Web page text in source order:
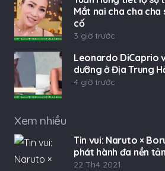
Mắt nai cha cha
cố
3 giờ trước
Leonardo DiCaprio
dưỡng ở Địa Trung
4 giờ trước
Xem nhiều
Tin vui: Naruto ×
phát hành đa nền
22 Th4 2021